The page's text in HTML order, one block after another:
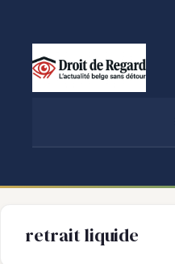
retrait liquide